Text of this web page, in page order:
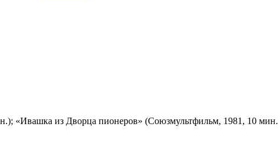
«Ивашка из Дворца пионеров» (Союзмультфильм, 1981, 10